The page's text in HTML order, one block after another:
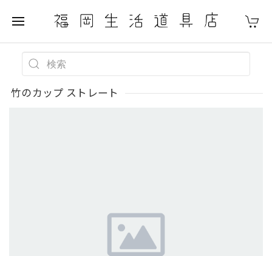
竹のカップ ストレート